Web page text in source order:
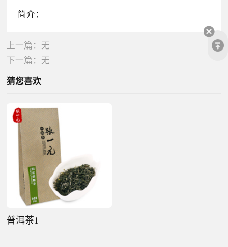
简介：
上一篇：无
下一篇：无
猜您喜欢
普洱茶1